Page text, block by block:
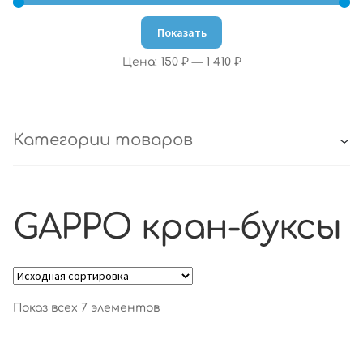
Показать
Цена: 150 ₽— 1 410 ₽
Категории товаров
GAPPO кран-буксы
Показ всех 7 элементов